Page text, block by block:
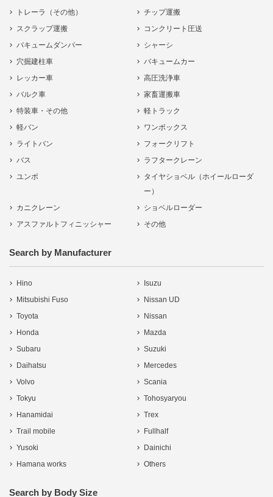
トレーラ（その他）
チップ運搬
スクラップ運搬
コンクリート圧送
バキュームダンパー
シャーシ
穴掘建柱車
バキュームカー
レッカー車
高圧洗浄車
バルク車
家畜運搬車
特装車・その他
軽トラック
軽バン
ワンボックス
ライトバン
フォークリフト
バス
ラフタークレーン
ユンボ
タイヤショベル（ホイールローダ
ー）
カニクレーン
ショベルローダー
アスファルトフィニッシャー
その他
Search by Manufacturer
Hino
Isuzu
Mitsubishi Fuso
Nissan UD
Toyota
Nissan
Honda
Mazda
Subaru
Suzuki
Daihatsu
Mercedes
Volvo
Scania
Tokyu
Tohosyaryou
Hanamidai
Trex
Trail mobile
Fullhalf
Yusoki
Dainichi
Hamana works
Others
Search by Body Size